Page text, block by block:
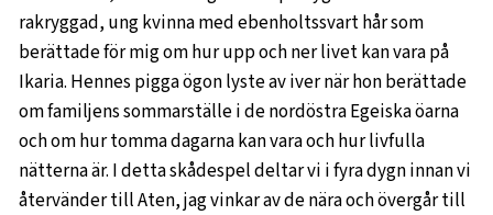
rakryggad, ung kvinna med ebenholtssvart hår som
berättade för mig om hur upp och ner livet kan vara på
Ikaria. Hennes pigga ögon lyste av iver när hon berättade
om familjens sommarställe i de nordöstra Egeiska öarna
och om hur tomma dagarna kan vara och hur livfulla
nätterna är. I detta skådespel deltar vi i fyra dygn innan vi
återvänder till Aten, jag vinkar av de nära och övergår till